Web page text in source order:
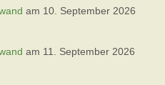
am 10. September 2026
am 11. September 2026